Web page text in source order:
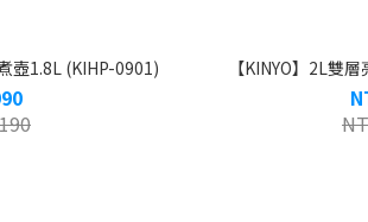
壺1.8L (KIHP-0901) 【KINYO】2L雙